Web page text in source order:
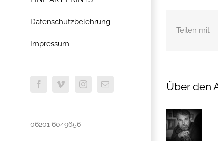
Datenschutzbelehrung
Impressum
FacebookVimeoInstagram
E-
06201 6049656
Teilen mit
Über den